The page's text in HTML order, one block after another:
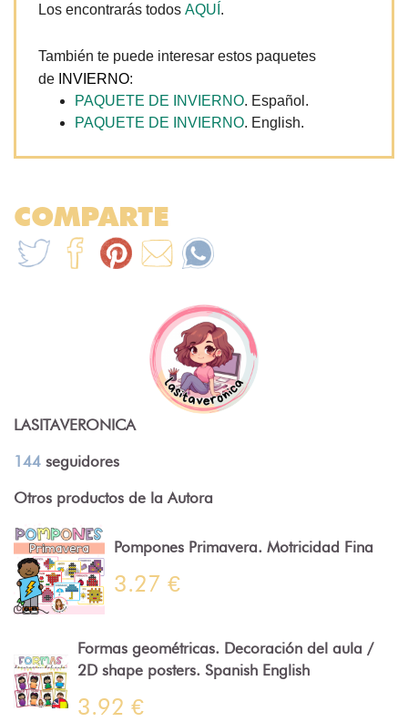
Los encontrarás todos AQUÍ .
También te puede interesar estos paquetes
de INVIERNO:
PAQUETE DE INVIERNO. Español.
PAQUETE DE INVIERNO. English.
COMPARTE
LASITAVERONICA
144 seguidores
Otros productos de la Autora
Pompones Primavera. Motricidad Fina
3.27 €
Formas geométricas. Decoración del aula /
2D shape posters. Spanish English
3.92 €